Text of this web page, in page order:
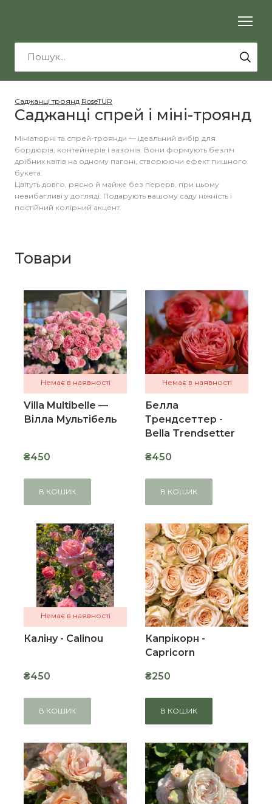
Саджанці троянд RoseTUR
Саджанці спрей і міні-троянд
Мініатюрні та спрей-троянди — ідеальний вибір для
бордюрів, контейнерів і вазонів. Вони формують безліч
дрібних квітів на одному пагоні, створюючи ефект пишного
букета.
Цвітуть довго, рясно й майже без перерв, при цьому
невибагливі у догляді. Подарують вашому саду ніжність і
постійний колірний акцент.
Товари
Немає в наявності
Villa Multibelle —
Вілла Мультібель
₴450
В КОШИК
Немає в наявності
Белла
Трендсеттер -
Bella Trendsetter
₴450
В КОШИК
Немає в наявності
Каліну - Calinou
₴450
В КОШИК
Капрікорн -
Capricorn
₴250
В КОШИК